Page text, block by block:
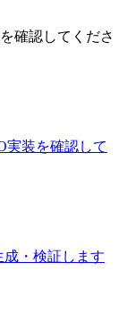
確認してくださ
実装を確認して
成・検証します